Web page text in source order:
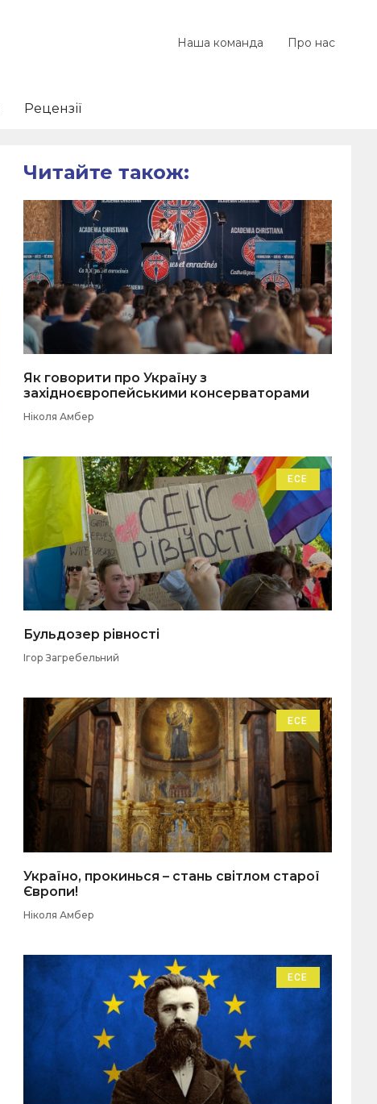
Наша команда Про нас
Рецензії
Читайте також:
Як говорити про Україну з
західноєвропейськими консерваторами
Ніколя Амбер
ЕСЕ
Бульдозер рівності
Ігор Загребельний
ЕСЕ
Україно, прокинься – стань світлом старої
Європи!
Ніколя Амбер
ЕСЕ